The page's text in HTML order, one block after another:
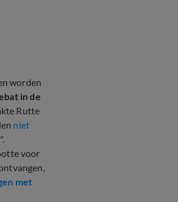
worden
in de
Rutte
niet
voor
met